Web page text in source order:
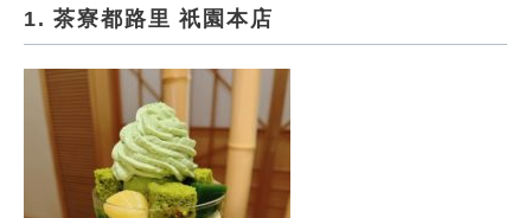
1. 茶寮都路里 祇園本店